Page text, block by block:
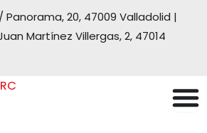
Panorama, 20, 47009 Valladolid |
Martínez Villergas, 2, 47014